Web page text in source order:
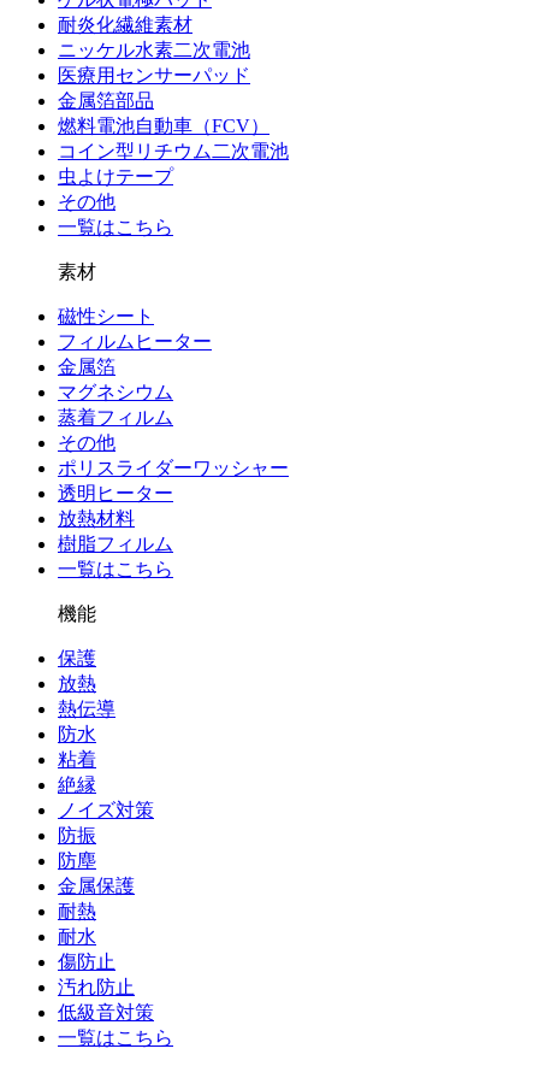
耐炎化繊維素材
ニッケル水素二次電池
医療用センサーパッド
金属箔部品
燃料電池自動車（FCV）
コイン型リチウム二次電池
虫よけテープ
その他
一覧はこちら
素材
磁性シート
フィルムヒーター
金属箔
マグネシウム
蒸着フィルム
その他
ポリスライダーワッシャー
透明ヒーター
放熱材料
樹脂フィルム
一覧はこちら
機能
保護
放熱
熱伝導
防水
粘着
絶縁
ノイズ対策
防振
防塵
金属保護
耐熱
耐水
傷防止
汚れ防止
低級音対策
一覧はこちら